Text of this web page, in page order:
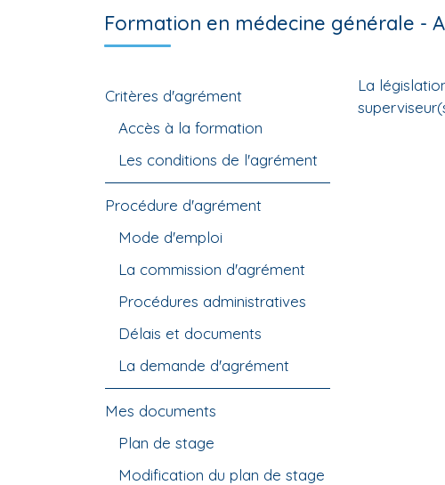
Formation en médecine générale -
Critères d'agrément
Accès à la formation
Les conditions de l'agrément
Procédure d'agrément
Mode d'emploi
La commission d'agrément
Procédures administratives
Délais et documents
La demande d'agrément
Mes documents
Plan de stage
Modification du plan de stage
La